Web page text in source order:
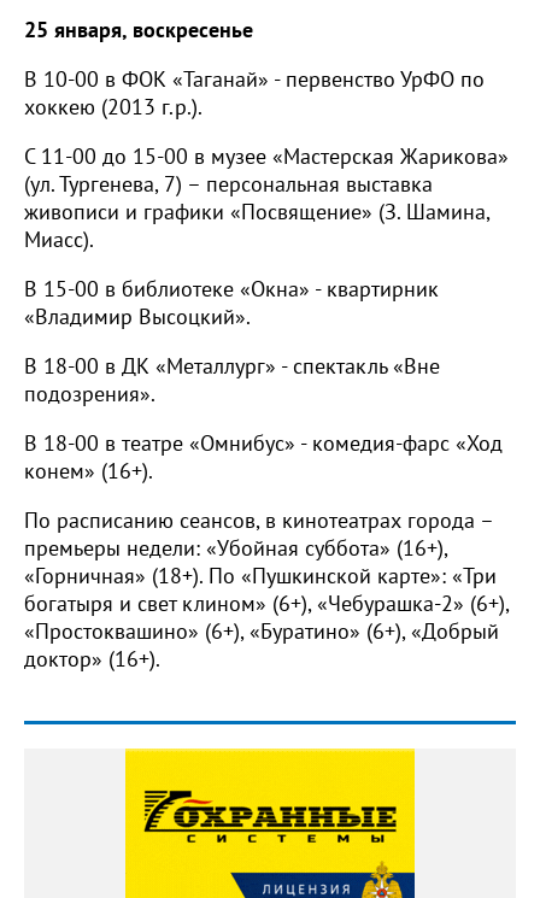
25 января, воскресенье
В 10-00 в ФОК «Таганай» - первенство УрФО по
хоккею (2013 г.р.).
С 11-00 до 15-00 в музее «Мастерская Жарикова»
(ул. Тургенева, 7) – персональная выставка
живописи и графики «Посвящение» (З. Шамина,
Миасс).
В 15-00 в библиотеке «Окна» - квартирник
«Владимир Высоцкий».
В 18-00 в ДК «Металлург» - спектакль «Вне
подозрения».
В 18-00 в театре «Омнибус» - комедия-фарс «Ход
конем» (16+).
По расписанию сеансов, в кинотеатрах города –
премьеры недели: «Убойная суббота» (16+),
«Горничная» (18+). По «Пушкинской карте»: «Три
богатыря и свет клином» (6+), «Чебурашка-2» (6+),
«Простоквашино» (6+), «Буратино» (6+), «Добрый
доктор» (16+).